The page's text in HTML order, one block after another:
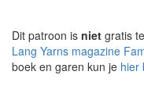
Dit patroon is niet gratis
Lang Yarns magazine
boek en garen kun je hier